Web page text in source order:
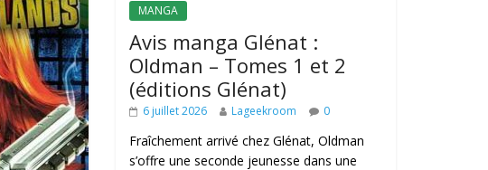
MANGA
Avis manga Glénat :
Oldman – Tomes 1 et 2
(éditions Glénat)
6 juillet 2026 Lageekroom 0
Fraîchement arrivé chez Glénat, Oldman
s’offre une seconde jeunesse dans une